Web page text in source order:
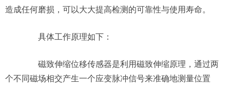
造成任何磨损，可以大大提高检测的可靠性与使用寿命。
具体工作原理如下：
磁致伸缩位移传感器是利用磁致伸缩原理，通过两
个不同磁场相交产生一个应变脉冲信号来准确地测量位置